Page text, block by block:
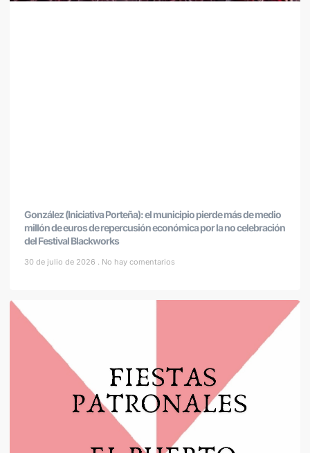
González (Iniciativa Porteña): el municipio pierde más de medio
millón de euros de repercusión económica por la no celebración
del Festival Blackworks
30 de julio de 2026 No hay comentarios